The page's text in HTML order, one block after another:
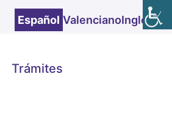
Español ValencianoInglés
Trámites